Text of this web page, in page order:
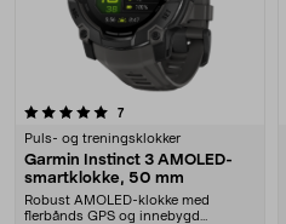
7anmeldelser
Puls- og treningsklokker
Garmin Instinct 3 AMOLED-
smartklokke, 50 mm
Robust AMOLED-klokke med
flerbånds GPS og innebygd
4.5 av 5 stjerner